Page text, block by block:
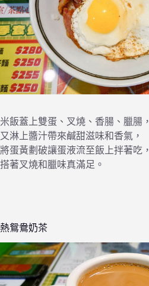
米飯蓋上雙蛋、叉燒、香腸、臘腸，
又淋上醬汁帶來鹹甜滋味和香氣，
將蛋黃劃破讓蛋液流至飯上拌著吃，
搭著叉燒和臘味真滿足。
熱鴛鴦奶茶